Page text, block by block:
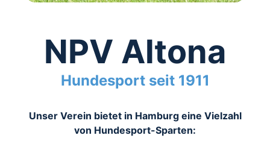
NPV Altona
Hundesport seit 1911
Unser Verein bietet in Hamburg eine Vielzahl
von Hundesport-Sparten: